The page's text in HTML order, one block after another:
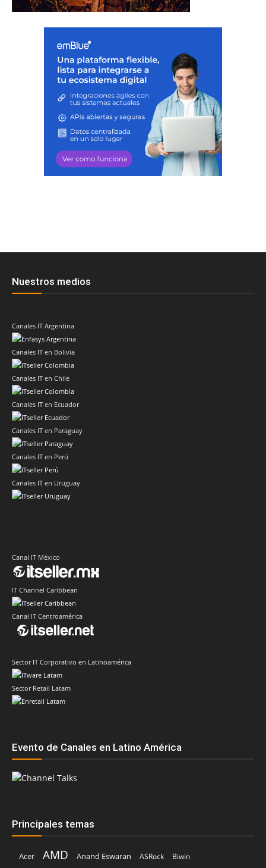
Nuestros medios
Canales IT Argentina
Canales IT en Bolivia
Canales IT en Chile
Canales IT en Ecuador
Canales IT en Paraguay
Canales IT en Perú
Canales IT en Uruguay
Canal IT México
IT Channel Caribbean
Canal IT Centroamérica
Sector IT Corporativo en Latinoamérica
Sector Retail Latam
Evento de Canales en Latino América
Principales temas
Acer AMD Anand Eswaran ASRock
Biwin